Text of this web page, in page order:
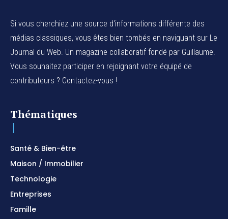
Si vous cherchiez une source d'informations différente des
médias classiques, vous êtes bien tombés en naviguant sur Le
Journal du Web. Un magazine collaboratif fondé par Guillaume.
Vous souhaitez participer en rejoignant votre équipé de
contributeurs ? Contactez-vous !
Thématiques
Santé & Bien-être
Maison / Immobilier
Technologie
Entreprises
Famille